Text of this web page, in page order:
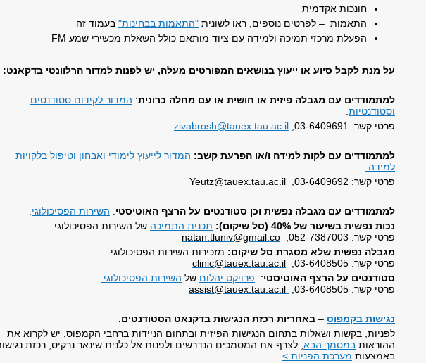
חונכות אקדמית
התאמות – לפרטים נוספים, ראו לשונית "התאמות בבחינות" בעמוד זה
הפעלת מרכזי תמיכה ולמידה עם ציוד מותאם כולל השאלת מכשירי שמע FM
על מנת לקבל סיוע או ייעוץ בנושאים המפורטים מעלה, יש לפנות למדור הרלוונטי בדקאנט:
למתמודדים עם מגבלה פיזית או חושית או עם מחלה כרונית: המדור לקידום סטודנטים
וסטודנטיות
פרטי קשר: 03-6409691,
zivabrosh@tauex.tau.ac.il
למתמודדים עם לקות למידה ו/או הפרעת קשב: המדור לייעוץ לימודי ואבחון וטיפול בלקויות
למידה.
פרטי קשר: 03-6409692,
Yeutz@tauex.tau.ac.il
למתמודדים עם מגבלה נפשית וכן סטודנטים על הרצף האוטיסטי: השירות הפסיכולוגי
נכות נפשית בשיעור של 40% (סל שיקום):
תכנית התמיכה של השירות הפסיכולוגי.
פרטי קשר: 052-7387003,
natan.tluniv@gmail.co
מגבלה נפשית שלא מסגרת סל שיקום: מזכירות השירות הפסיכולוגי.
פרטי קשר: 03-6408505,
clinic@tauex.tau.ac.il
סטודנטים על הרצף האוטיסטי: פרויקט יהלום של השירות הפסיכולוגי.
פרטי קשר: 03-6408505,
assist@tauex.tau.ac.il
נגישות בקמפוס – באחריות רכזת הנגישות בדקנאט הסטודנטים.
לפניות, בקשות ושאלות בתחום הנגישות הפיזית ובתחום הניידות ברחבי הקמפוס, יש לקרוא את
ההוראות במסמך הבא , לצרף את המסמכים הנדרשים ולפנות אל כלנית שינאר נרקיס, רכזת
באמצעות מערכת הפניות >